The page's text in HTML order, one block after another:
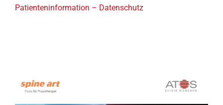
Patienteninformation – Datenschutz